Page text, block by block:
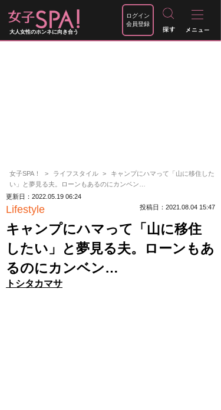
大人女性のホンネに向き合う
ログイン
会員登録
女子SPA！ ライフスタイル
キャンプにハマって「山に移住した
い」と夢見る夫。ローンもあるのにカンベン…
更新日：2022.05.19 06:24
Lifestyle 投稿日：2021.08.04 15:47
キャンプにハマって「山に移住
したい」と夢見る夫。ローンもあ
るのにカンベン…
トシタカマサ